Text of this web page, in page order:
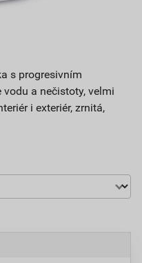
s progresivním
a nečistoty, velmi
i exteriér, zrnitá,